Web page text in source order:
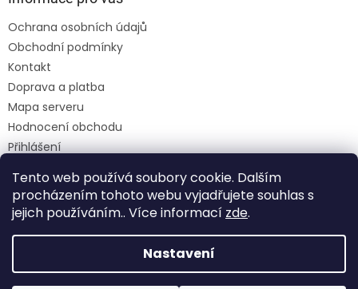
Tento web používá soubory cookie. Dalším
procházením tohoto webu vyjadřujete souhlas s
jejich používáním.. Více informací zde.
Nastavení
Ochrana osobních údajů
Obchodní podmínky
Kontakt
Doprava a platba
Mapa serveru
Hodnocení obchodu
Přihlášení
Moje objednávka
Vytvořil Shoptet